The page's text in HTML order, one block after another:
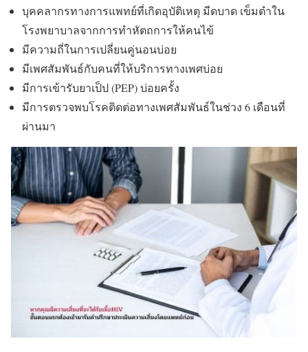
บุคคลากรทางการแพทย์ที่เกิดอุบัติเหตุ มีดบาด เข็มตำใน
โรงพยาบาลจากการทำหัตถการให้คนไข้
มีความถี่ในการเปลี่ยนคู่นอนบ่อย
มีเพศสัมพันธ์กับคนที่ให้บริการทางเพศบ่อย
มีการเข้ารับยาเป็ป (PEP) บ่อยครั้ง
มีการตรวจพบโรคติดต่อทางเพศสัมพันธ์ในช่วง 6 เดือนที่
ผ่านมา